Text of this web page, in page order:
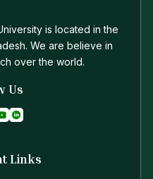
is located in the
We are believe in
over the world.
Us
Links